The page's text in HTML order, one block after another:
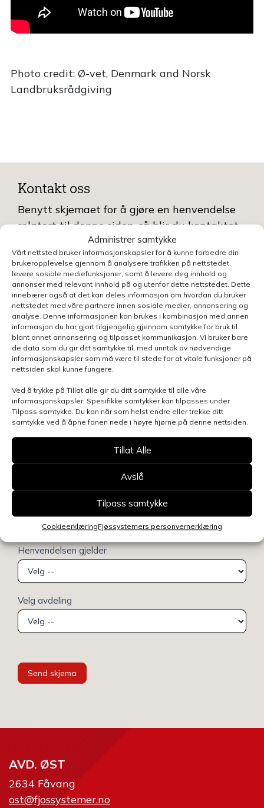
Administrer samtykke
Vårt nettsted bruker informasjonskapsler for å kunne forbedre din
brukeropplevelse gjennom å analysere trafikken på nettstedet,
levere sosiale mediefunksjoner, samt å levere deg innhold og
annonser med relevant innhold på og utenfor dette nettstedet. Dette
innebærer også at det kan deles informasjon om hvordan du bruker
nettstedet med våre partnere innen sosiale medier, annonsering og
analyse. Denne informasjonen kan brukes i kombinasjon med annen
informasjon du har gjort tilgjengelig gjennom samtykke for bruk til
blant annet annonsering og tilpasset kommunikasjon. Vi bruker bare
de data som du gir ditt samtykke til, med unntak av nødvendige
informasjonskapsler som må være til stede for at vitale funksjoner på
nettsiden skal kunne fungere.
Ved å trykke på Tillat alle gir du ditt samtykke til alle våre
informasjonskapsler. Spesifikke samtykker kan tilpasses under
Tilpass samtykke. Du kan når som helst endre eller trekke ditt
samtykke ved å åpne fanen nede i høyre hjørne på denne nettsiden.
Tillat Alle
Avslå
Tilpass samtykke
CookieerklæringFjøssystemers personvernerklæring
Photo credit: Ø-vet, Denmark and Norsk
Landbruksrådgiving
Kontakt oss
Benytt skjemaet for å gjøre en henvendelse
relatert til denne siden, så blir du kontaktet
innen kort tid.Klikk her for å se oversikt over
kontaktpersoner
Kontakt
oss
Henvendelsen gjelder
Velg avdeling
Send skjema
AVD. ØST
2634 Fåvang
ost@fjossystemer.no